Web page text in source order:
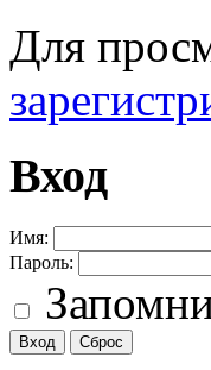
Для
Вход
Имя:
Пароль: